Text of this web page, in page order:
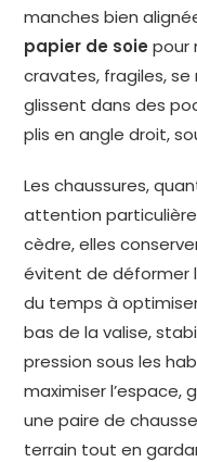
manches bien
papier de soie pour
cravates, fragiles,
glissent dans des
plis en angle droit,
Les chaussures,
attention
cèdre, elles
évitent de déformer
du temps à
bas de la valise,
pression sous les
maximiser l’espace,
une paire de
terrain tout en